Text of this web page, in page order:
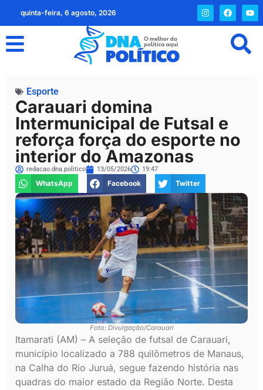
quinta-feira, 6 agosto, 2026
Esporte
Carauari domina
Intermunicipal de Futsal e
reforça força do esporte no
interior do Amazonas
redacao.dna.politico 13/05/2026 19:47
WhatsApp Facebook Twitter
Foto: Divulgação/Carauari
Itamarati (AM) – A seleção de futsal de Carauari,
município localizado a 788 quilômetros de Manaus,
na Calha do Rio Juruá, segue fazendo história nas
quadras do maior estado da Região Norte. Desta